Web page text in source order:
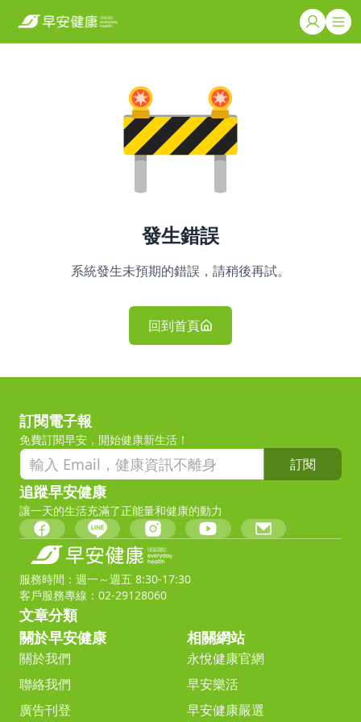
發生錯誤
系統發生未預期的錯誤，請稍後再試。
回到首頁
訂閱電子報
免費訂閱早安，開始健康新生活！
訂閱
追蹤早安健康
讓一天的生活充滿了正能量和健康的動力
服務時間：週一～週五 8:30-17:30
客戶服務專線：02-29128060
文章分類
關於早安健康
關於我們
聯絡我們
廣告刊登
相關網站
永悅健康官網
早安樂活
早安健康嚴選